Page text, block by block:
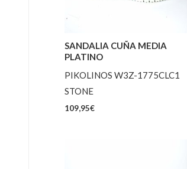
SANDALIA CUÑA MEDIA
PLATINO
PIKOLINOS W3Z-1775CLC1
STONE
109,95€